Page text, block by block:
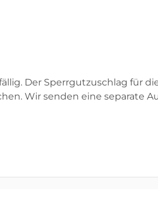
Der Sperrgutzuschlag für
Wir senden eine separate